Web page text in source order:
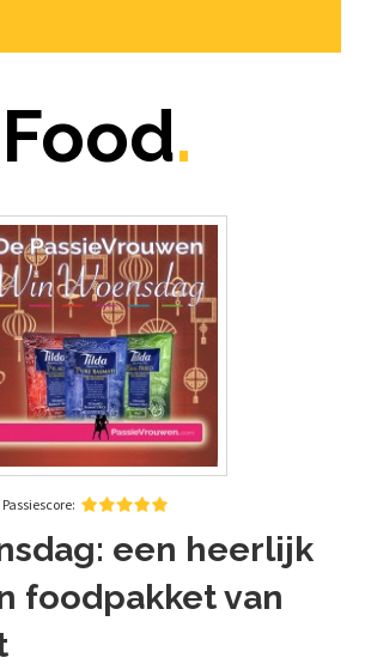
Food.
Passiescore:
een heerlijk
foodpakket van